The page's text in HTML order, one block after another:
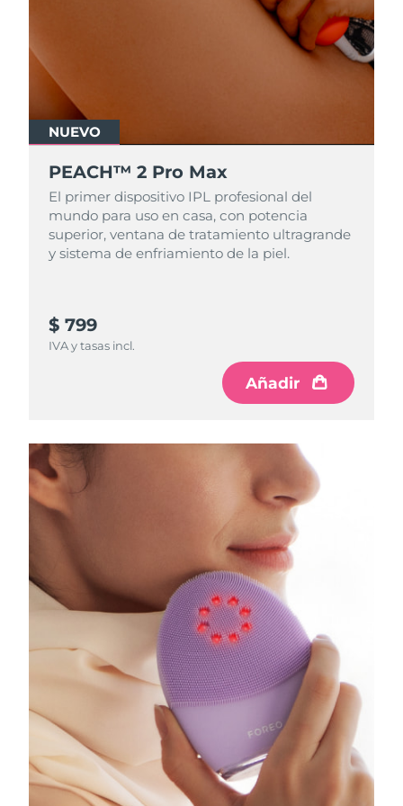
NUEVO
PEACH™ 2 Pro Max
El primer dispositivo IPL profesional del
mundo para uso en casa, con potencia
superior, ventana de tratamiento ultragrande
y sistema de enfriamiento de la piel.
$ 799
IVA y tasas incl.
Añadir